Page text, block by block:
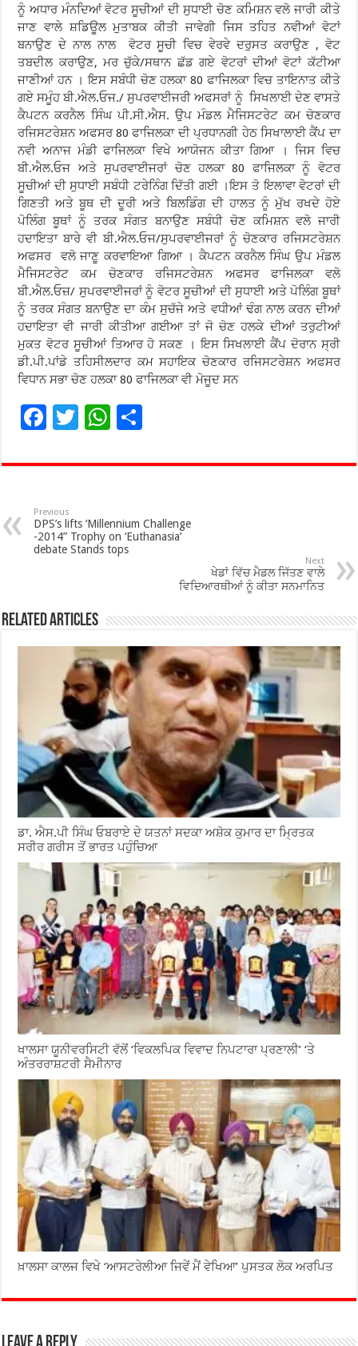
ਨੂੰ ਅਧਾਰ ਮੰਨਦਿਆਂ ਵੋਟਰ ਸੂਚੀਆਂ ਦੀ ਸੁਧਾਈ ਚੋਣ ਕਮਿਸ਼ਨ ਵਲੋ ਜਾਰੀ ਕੀਤੇ
ਜਾਣ ਵਾਲੇ ਸ਼ਡਿਊਲ ਮੁਤਾਬਕ ਕੀਤੀ ਜਾਵੇਗੀ ਜਿਸ ਤਹਿਤ ਨਵੀਆਂ ਵੋਟਾਂ
ਬਨਾਉਣ ਦੇ ਨਾਲ ਨਾਲ ਵੋਟਰ ਸੂਚੀ ਵਿਚ ਵੇਰਵੇ ਦਰੁਸਤ ਕਰਾਉਣ , ਵੋਟ
ਤਬਦੀਲ ਕਰਾਉਣ, ਮਰ ਚੁੱਕੇ/ਸਥਾਨ ਛੱਡ ਗਏ ਵੋਟਰਾਂ ਦੀਆਂ ਵੋਟਾਂ ਕੱਟੀਆ
ਜਾਣੀਆਂ ਹਨ । ਇਸ ਸਬੰਧੀ ਚੋਣ ਹਲਕਾ 80 ਫਾਜਿਲਕਾ ਵਿਚ ਤਾਇਨਾਤ ਕੀਤੇ
ਗਏ ਸਮੂੰਹ ਬੀ.ਐਲ.ਓਜ./ ਸੁਪਰਵਾਈਜਰੀ ਅਫਸਰਾਂ ਨੂੰ ਸਿਖਲਾਈ ਦੇਣ ਵਾਸਤੇ
ਕੈਪਟਨ ਕਰਨੈਲ ਸਿੰਘ ਪੀ.ਸੀ.ਐਸ. ਉਪ ਮੰਡਲ ਮੈਜਿਸਟਰੇਟ ਕਮ ਚੋਣਕਾਰ
ਰਜਿਸਟਰੇਸ਼ਨ ਅਫਸਰ 80 ਫਾਜਿਲਕਾ ਦੀ ਪ੍ਰਧਾਨਗੀ ਹੇਠ ਸਿਖਾਲਾਈ ਕੈਂਪ ਦਾ
ਨਵੀ ਅਨਾਜ ਮੰਡੀ ਫਾਜਿਲਕਾ ਵਿਖੇ ਆਯੋਜਨ ਕੀਤਾ ਗਿਆ । ਜਿਸ ਵਿਚ
ਬੀ.ਐਲ.ਓਜ ਅਤੇ ਸੁਪਰਵਾਈਜਰਾਂ ਚੋਣ ਹਲਕਾ 80 ਫਾਜਿਲਕਾ ਨੂੰ ਵੋਟਰ
ਸੂਚੀਆਂ ਦੀ ਸੁਧਾਈ ਸਬੰਧੀ ਟਰੇਨਿੰਗ ਦਿੱਤੀ ਗਈ ।ਇਸ ਤੋ ਇਲਾਵਾ ਵੋਟਰਾਂ ਦੀ
ਗਿਣਤੀ ਅਤੇ ਬੂਥ ਦੀ ਦੂਰੀ ਅਤੇ ਬਿਲਡਿੰਗ ਦੀ ਹਾਲਤ ਨੂੰ ਮੁੱਖ ਰਖਦੇ ਹੋਏ
ਪੋਲਿੰਗ ਬੂਥਾਂ ਨੂੰ ਤਰਕ ਸੰਗਤ ਬਨਾਉਣ ਸਬੰਧੀ ਚੋਣ ਕਮਿਸ਼ਨ ਵਲੋ ਜਾਰੀ
ਹਦਾਇਤਾ ਬਾਰੇ ਵੀ ਬੀ.ਐਲ.ਓਜ/ਸੁਪਰਵਾਈਜਰਾਂ ਨੂੰ ਚੋਣਕਾਰ ਰਜਿਸਟਰੇਸ਼ਨ
ਅਫਸਰ ਵਲੋ ਜਾਣੂ ਕਰਵਾਇਆ ਗਿਆ । ਕੈਪਟਨ ਕਰਨੈਲ ਸਿੰਘ ਉਪ ਮੰਡਲ
ਮੈਜਿਸਟਰੇਟ ਕਮ ਚੋਣਕਾਰ ਰਜਿਸਟਰੇਸ਼ਨ ਅਫਸਰ ਫਾਜਿਲਕਾ ਵਲੋ
ਬੀ.ਐਲ.ਓਜ਼/ ਸੁਪਰਵਾਈਜਰਾਂ ਨੂੰ ਵੋਟਰ ਸੂਚੀਆਂ ਦੀ ਸੁਧਾਈ ਅਤੇ ਪੋਲਿੰਗ ਬੂਥਾਂ
ਨੂੰ ਤਰਕ ਸੰਗਤ ਬਨਾਉਣ ਦਾ ਕੰਮ ਸੁਚੱਜੇ ਅਤੇ ਵਧੀਆਂ ਢੰਗ ਨਾਲ ਕਰਨ ਦੀਆਂ
ਹਦਾਇਤਾ ਵੀ ਜਾਰੀ ਕੀਤੀਆ ਗਈਆ ਤਾਂ ਜੋ ਚੋਣ ਹਲਕੇ ਦੀਆਂ ਤਰੁਟੀਆਂ
ਮੁਕਤ ਵੋਟਰ ਸੂਚੀਆਂ ਤਿਆਰ ਹੋ ਸਕਣ । ਇਸ ਸਿਖਲਾਈ ਕੈਂਪ ਦੋਰਾਨ ਸ੍ਰੀ
ਡੀ.ਪੀ.ਪਾਂਡੇ ਤਹਿਸੀਲਦਾਰ ਕਮ ਸਹਾਇਕ ਚੋਣਕਾਰ ਰਜਿਸਟਰੇਸ਼ਨ ਅਫਸਰ
ਵਿਧਾਨ ਸਭਾ ਚੋਣ ਹਲਕਾ 80 ਫਾਜਿਲਕਾ ਵੀ ਮੋਜੂਦ ਸਨ
F
e
o
o
T
tt
W
at
p
p
ar
Previous
DPS’s lifts ‘Millennium Challenge
-2014” Trophy on ‘Euthanasia’
debate Stands tops
Next
ਖੇਡਾਂ ਵਿੱਚ ਮੈਡਲ ਜਿੱਤਣ ਵਾਲੇ
ਵਿਦਿਆਰਥੀਆਂ ਨੂੰ ਕੀਤਾ ਸਨਮਾਨਿਤ
Related Articles
ਡਾ. ਐਸ.ਪੀ ਸਿੰਘ ਓਬਰਾਏ ਦੇ ਯਤਨਾਂ ਸਦਕਾ ਅਸ਼ੋਕ ਕੁਮਾਰ ਦਾ ਮ੍ਰਿਤਕ
ਸਰੀਰ ਗਰੀਸ ਤੋਂ ਭਾਰਤ ਪਹੁੰਚਿਆ
ਖਾਲਸਾ ਯੂਨੀਵਰਸਿਟੀ ਵੱਲੋਂ ‘ਵਿਕਲਪਿਕ ਵਿਵਾਦ ਨਿਪਟਾਰਾ ਪ੍ਰਣਾਲੀ’ ‘ਤੇ
ਅੰਤਰਰਾਸ਼ਟਰੀ ਸੈਮੀਨਾਰ
ਖ਼ਾਲਸਾ ਕਾਲਜ ਵਿਖੇ ‘ਆਸਟਰੇਲੀਆ ਜਿਵੇਂ ਮੈਂ ਵੇਖਿਆ’ ਪੁਸਤਕ ਲੋਕ ਅਰਪਿਤ